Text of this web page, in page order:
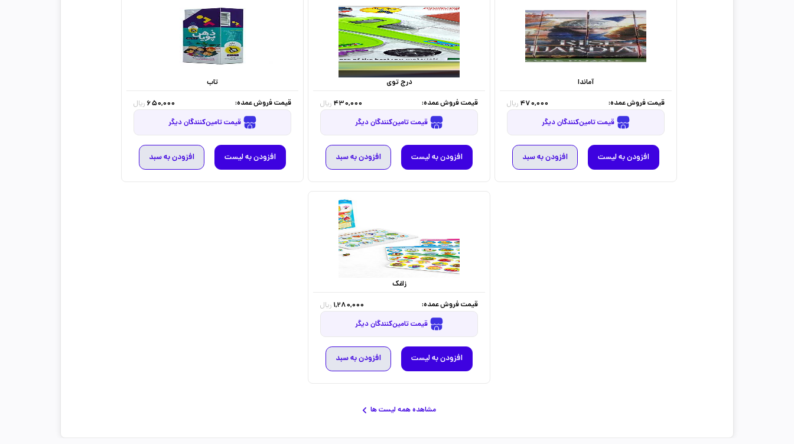
آماندا
قیمت فروش عمده:
470,000 ریال
قیمت تامین‌کنندگان دیگر
افزودن به لیست افزودن به سبد
درج توی
قیمت فروش عمده:
430,000 ریال
قیمت تامین‌کنندگان دیگر
افزودن به لیست افزودن به سبد
تاب
قیمت فروش عمده:
650,000 ریال
قیمت تامین‌کنندگان دیگر
افزودن به لیست افزودن به سبد
زاغک
قیمت فروش عمده:
1,280,000 ریال
قیمت تامین‌کنندگان دیگر
افزودن به لیست افزودن به سبد
مشاهده همه لیست ها